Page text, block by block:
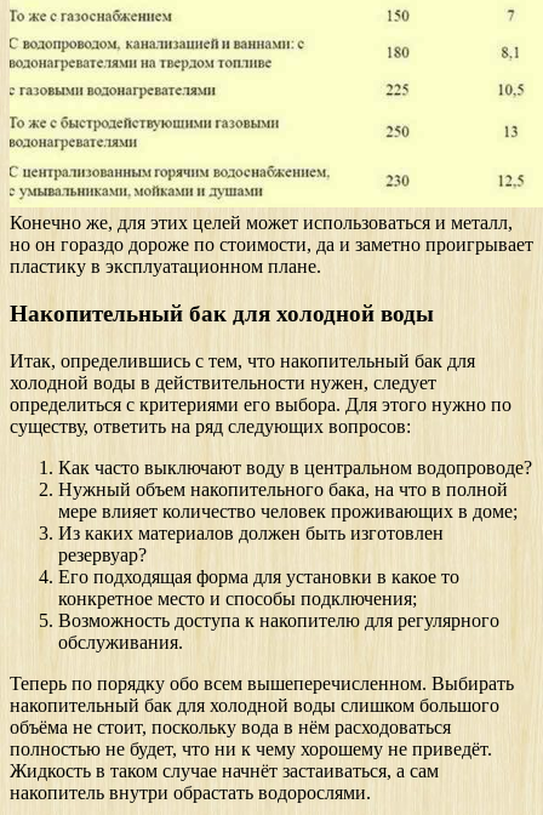
Конечно же, для этих целей может использоваться и металл,
но он гораздо дороже по стоимости, да и заметно проигрывает
пластику в эксплуатационном плане.
Накопительный бак для холодной воды
Итак, определившись с тем, что накопительный бак для
холодной воды в действительности нужен, следует
определиться с критериями его выбора. Для этого нужно по
существу, ответить на ряд следующих вопросов:
Как часто выключают воду в центральном водопроводе?
Нужный объем накопительного бака, на что в полной
мере влияет количество человек проживающих в доме;
Из каких материалов должен быть изготовлен
резервуар?
Его подходящая форма для установки в какое то
конкретное место и способы подключения;
Возможность доступа к накопителю для регулярного
обслуживания.
Теперь по порядку обо всем вышеперечисленном. Выбирать
накопительный бак для холодной воды слишком большого
объёма не стоит, поскольку вода в нём расходоваться
полностью не будет, что ни к чему хорошему не приведёт.
Жидкость в таком случае начнёт застаиваться, а сам
накопитель внутри обрастать водорослями.